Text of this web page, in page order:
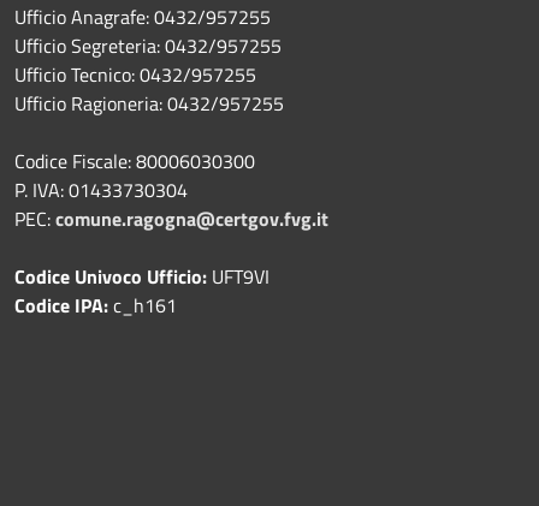
Ufficio Anagrafe: 0432/957255
Ufficio Segreteria: 0432/957255
Ufficio Tecnico: 0432/957255
Ufficio Ragioneria: 0432/957255
Codice Fiscale: 80006030300
P. IVA: 01433730304
PEC:comune.ragogna@certgov.fvg.it
Codice Univoco Ufficio: UFT9VI
Codice IPA:c_h161